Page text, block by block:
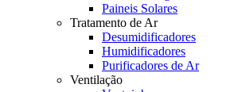
Paineis Solares
Tratamento de Ar
Desumidificadores
Humidificadores
Purificadores de Ar
Ventilação